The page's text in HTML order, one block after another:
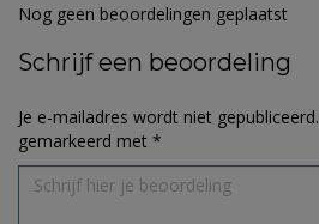
Nog geen beoordelingen geplaatst
Schrijf een beoordeling
Je e-mailadres wordt niet gepubliceerd.
gemarkeerd met *